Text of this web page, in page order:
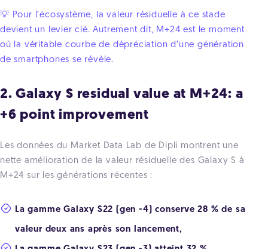
💡 Pour l’écosystème, la valeur résiduelle à ce stade
devient un levier clé. Autrement dit, M+24 est le moment
où la véritable courbe de dépréciation d’une génération
de smartphones se révèle.
2. Galaxy S residual value at M+24: a
+6 point improvement
Les données du Market Data Lab de Dipli montrent une
nette amélioration de la valeur résiduelle des Galaxy S à
M+24 sur les générations récentes :
La gamme Galaxy S22 (gen -4) conserve 28 % de sa
valeur deux ans après son lancement,